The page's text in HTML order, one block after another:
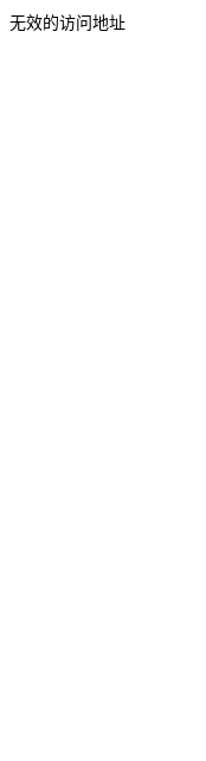
无效的访问地址